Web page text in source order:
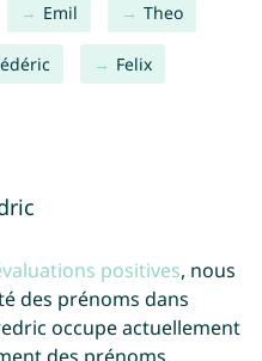
Emil Theo
Felix
positives, nous
des prénoms dans
occupe actuellement